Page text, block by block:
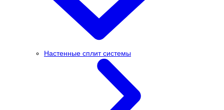
Настенные сплит системы